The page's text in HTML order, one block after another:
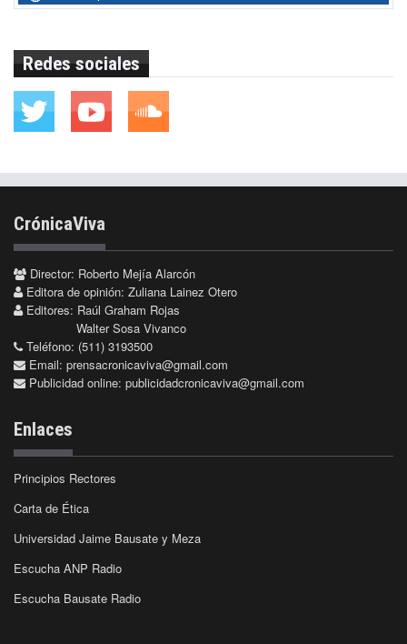
Redes sociales
CrónicaViva
Director: Roberto Mejía Alarcón
Editora de opinión: Zuliana Lainez Otero
Editores: Raúl Graham Rojas
Walter Sosa Vivanco
Teléfono: (511) 3193500
Email: prensacronicaviva@gmail.com
Publicidad online: publicidadcronicaviva@gmail.com
Enlaces
Principios Rectores
Carta de Ética
Universidad Jaime Bausate y Meza
Escucha ANP Radio
Escucha Bausate Radio